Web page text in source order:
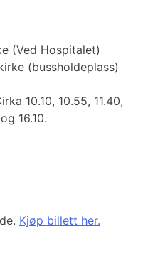
(Ved Hospitalet)
(bussholdeplass)
10.10, 10.55, 11.40,
16.10.
Kjøp billett her.